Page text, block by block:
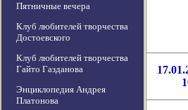
Пятничные вечера
Клуб любителей творчества
Достоевского
Клуб любителей творчества
Гайто Газданова
Энциклопедия Андрея
Платонова